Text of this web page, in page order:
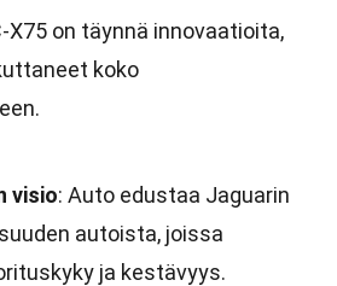
X75 on täynnä innovaatioita,
koko
visio: Auto edustaa Jaguarin
autoista, joissa
ja kestävyys.